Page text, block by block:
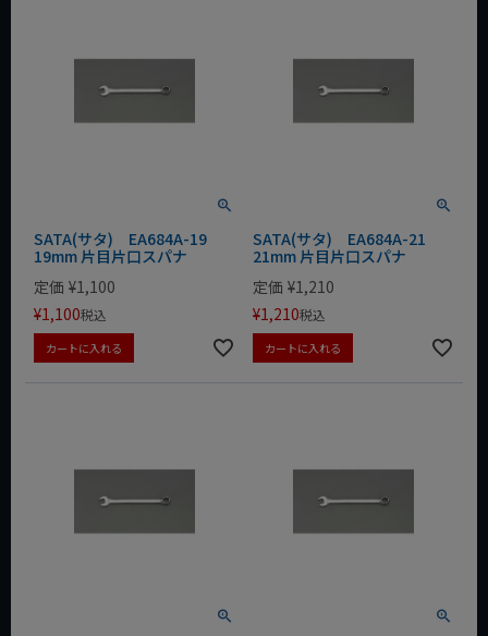
SATA(サタ) EA684A-19
19mm 片目片口スパナ
定価 ¥1,100
¥1,100税込
カートに入れる
SATA(サタ) EA684A-21
21mm 片目片口スパナ
定価 ¥1,210
¥1,210税込
カートに入れる